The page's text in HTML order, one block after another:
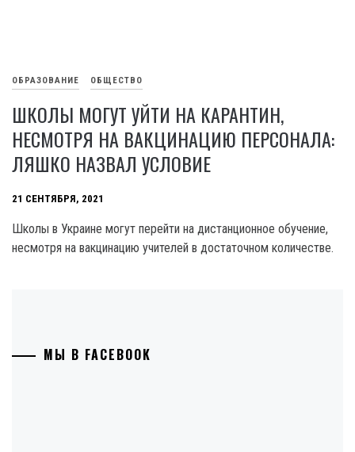
ОБРАЗОВАНИЕ ОБЩЕСТВО
ШКОЛЫ МОГУТ УЙТИ НА КАРАНТИН,
НЕСМОТРЯ НА ВАКЦИНАЦИЮ ПЕРСОНАЛА:
ЛЯШКО НАЗВАЛ УСЛОВИЕ
21 СЕНТЯБРЯ, 2021
Школы в Украине могут перейти на дистанционное обучение,
несмотря на вакцинацию учителей в достаточном количестве.
МЫ В FACEBOOK